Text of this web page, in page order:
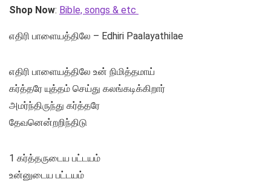
Shop Now: Bible, songs & etc
எதிரி பாளையத்திலே – Edhiri Paalayathilae
எதிரி பாளையத்திலே உன் நிமித்தமாய்
கர்த்தரே யுத்தம் செய்து கலங்கடிக்கிறார்
அமர்ந்திருந்து கர்த்தரே
தேவனென்றறிந்திடு
1 கர்த்தருடைய பட்டயம்
உன்னுடைய பட்டயம்